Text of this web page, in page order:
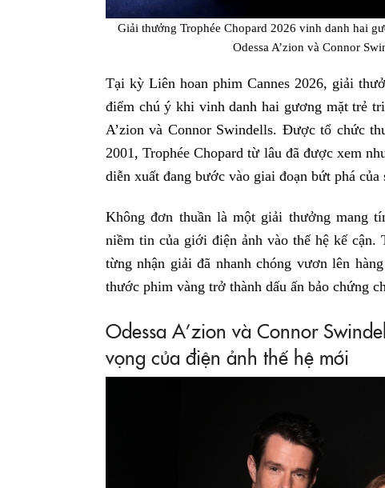
Giải thưởng Trophée Chopard 2026 vinh danh hai
Odessa A’zion và Connor
Tại kỳ Liên hoan phim Cannes 2026, giải
điểm chú ý khi vinh danh hai gương mặt trẻ
A’zion và Connor Swindells. Được tổ chức
2001, Trophée Chopard từ lâu đã được xem
diễn xuất đang bước vào giai đoạn bứt phá của
Không đơn thuần là một giải thưởng mang
niềm tin của giới điện ảnh vào thế hệ kế
từng nhận giải đã nhanh chóng vươn lên
thước phim vàng trở thành dấu ấn bảo chứng
Odessa A’zion và Connor
vọng của điện ảnh thế hệ mới